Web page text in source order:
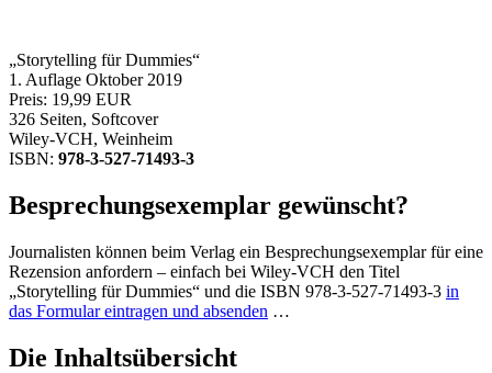
„Storytelling für Dummies“
1. Auflage Oktober 2019
Preis: 19,99 EUR
326 Seiten, Softcover
Wiley-VCH, Weinheim
ISBN: 978-3-527-71493-3
Besprechungsexemplar gewünscht?
Journalisten können beim Verlag ein Besprechungsexemplar für eine
Rezension anfordern – einfach bei Wiley-VCH den Titel
„Storytelling für Dummies“ und die ISBN 978-3-527-71493-3 in
das Formular eintragen und absenden …
Die Inhaltsübersicht